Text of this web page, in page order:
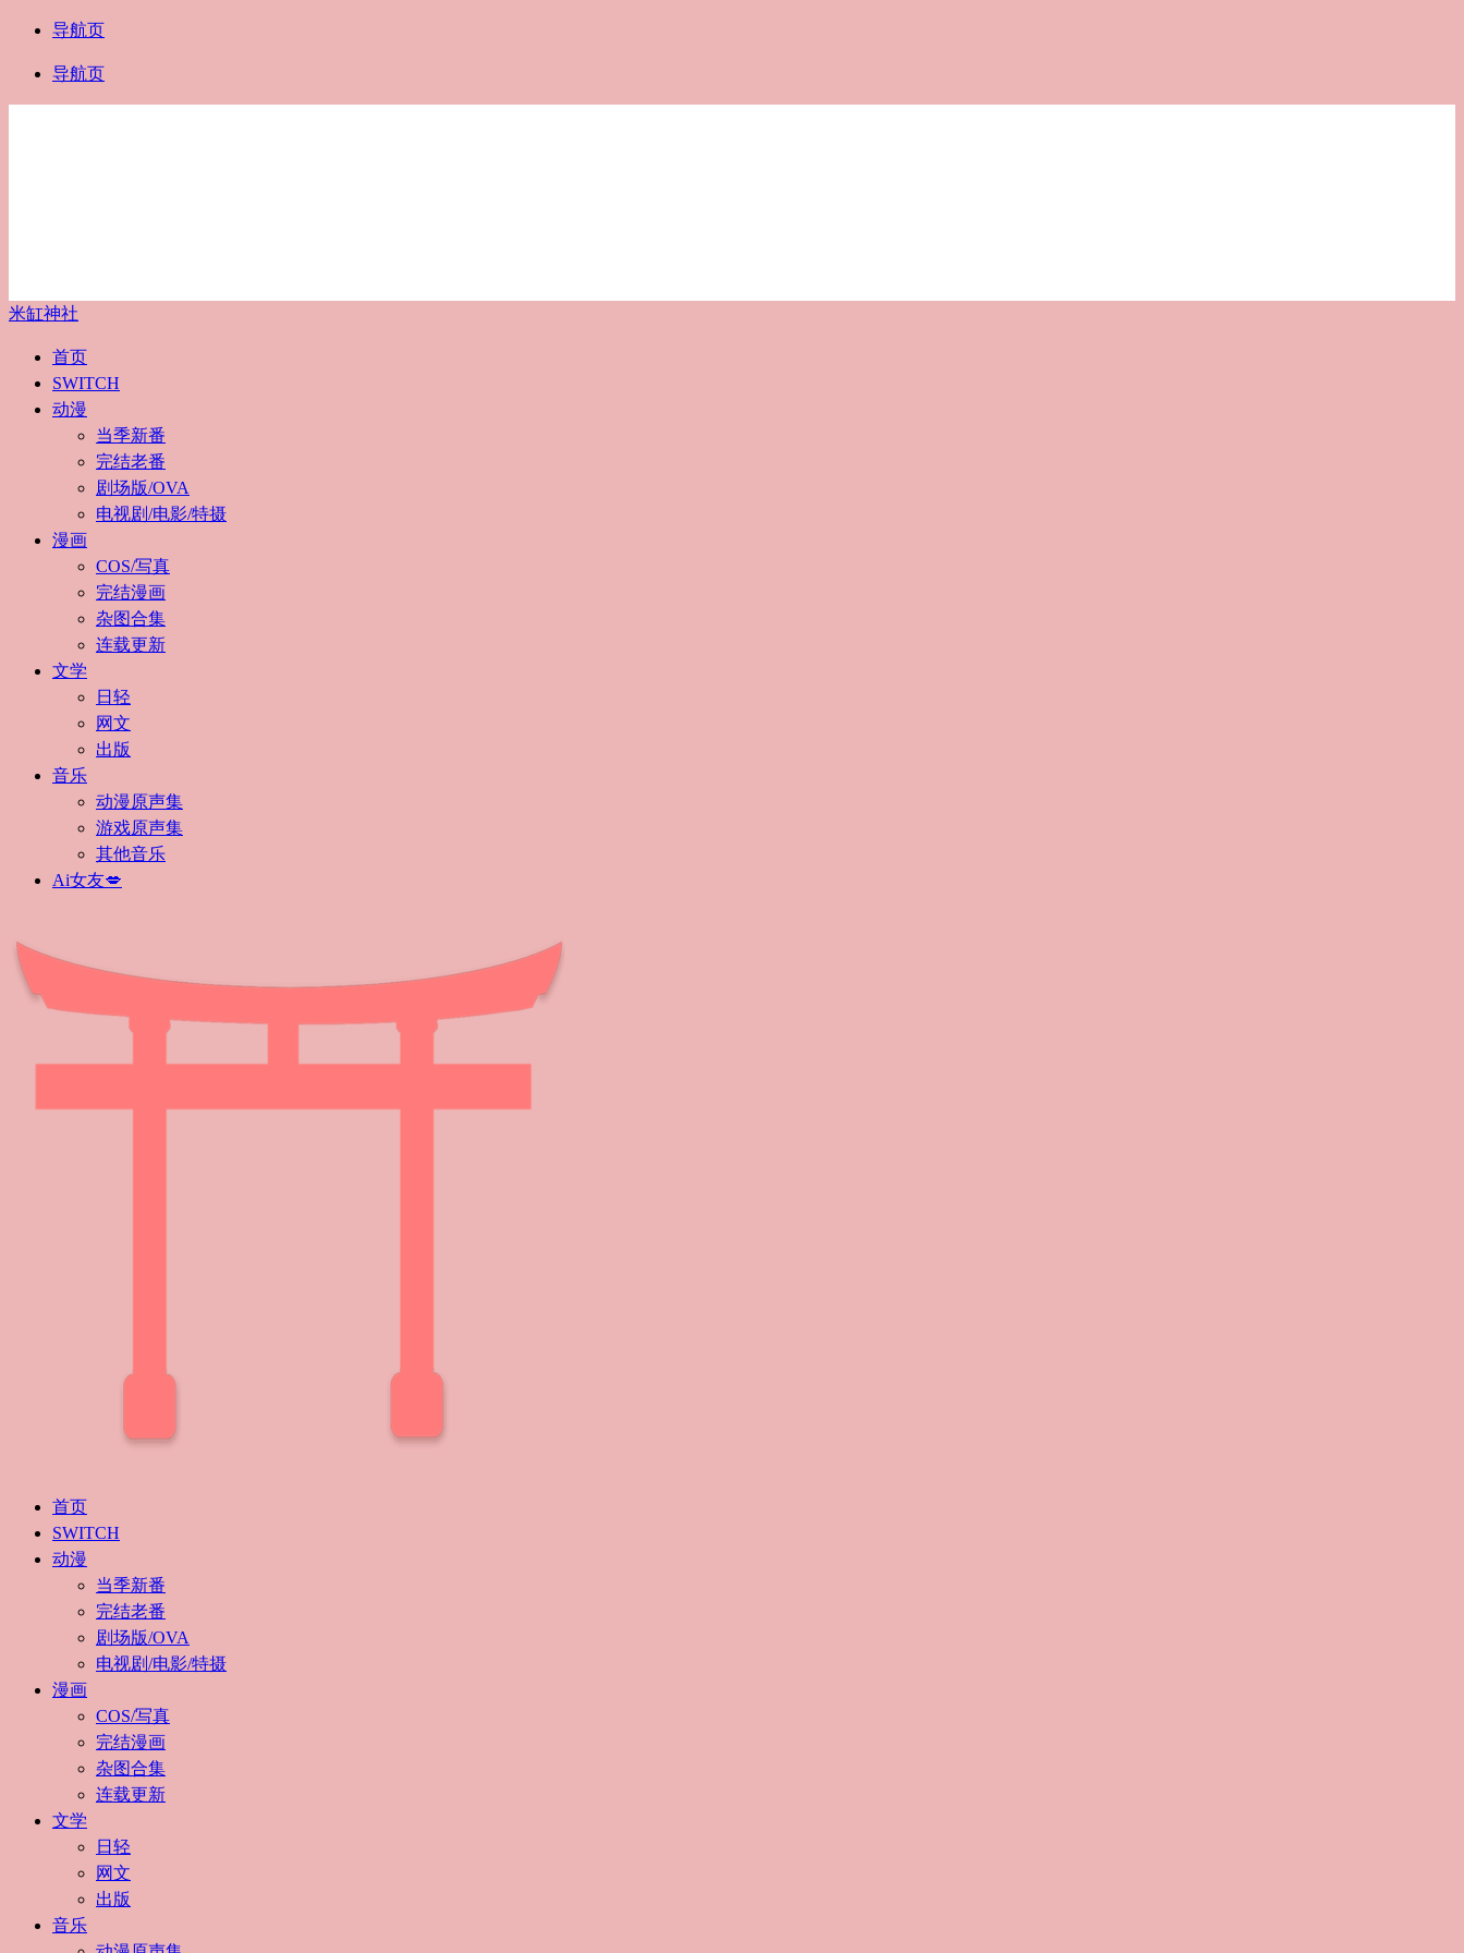
导航页
导航页
米缸神社
首页
SWITCH
动漫
当季新番
完结老番
剧场版/OVA
电视剧/电影/特摄
漫画
COS/写真
完结漫画
杂图合集
连载更新
文学
日轻
网文
出版
音乐
动漫原声集
游戏原声集
其他音乐
Ai女友💋
首页
SWITCH
动漫
当季新番
完结老番
剧场版/OVA
电视剧/电影/特摄
漫画
COS/写真
完结漫画
杂图合集
连载更新
文学
日轻
网文
出版
音乐